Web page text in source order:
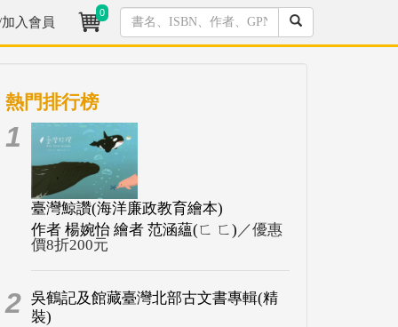
入會員
0
熱門排行榜
1
臺灣鯨讚(海洋廉政教育繪本)
作者 楊婉怡 繪者 范涵蘊(ㄈ ㄈ) ／優惠
價8折200元
2 吳鶴記及館藏臺灣北部古文書專輯(精
裝)